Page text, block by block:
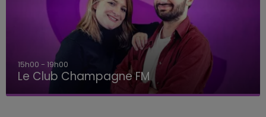
15h00 - 19h00
Le Club Champagne FM